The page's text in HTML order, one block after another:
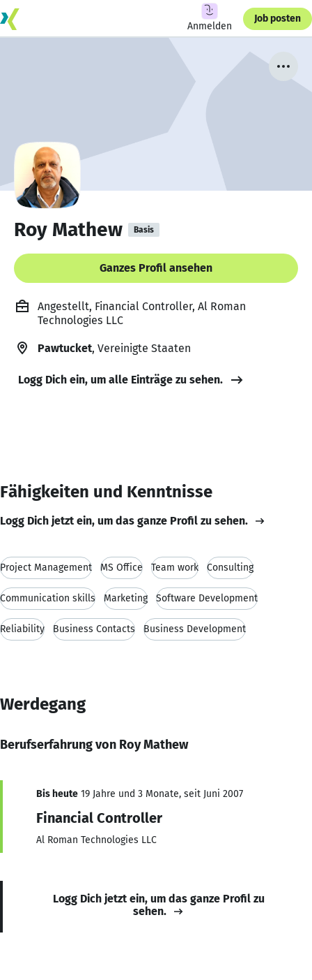
Anmelden
Job posten
Roy Mathew Basis
Ganzes Profil ansehen
Angestellt, Financial Controller, Al Roman
Technologies LLC
Pawtucket, Vereinigte Staaten
Logg Dich ein, um alle Einträge zu sehen.
Fähigkeiten und Kenntnisse
Logg Dich jetzt ein, um das ganze Profil zu sehen.
Project Management MS Office Team work Consulting
Communication skills Marketing Software Development
Reliability Business Contacts Business Development
Werdegang
Berufserfahrung von Roy Mathew
Bis heute 19 Jahre und 3 Monate, seit Juni 2007
Financial Controller
Al Roman Technologies LLC
Logg Dich jetzt ein, um das ganze Profil zu
sehen.